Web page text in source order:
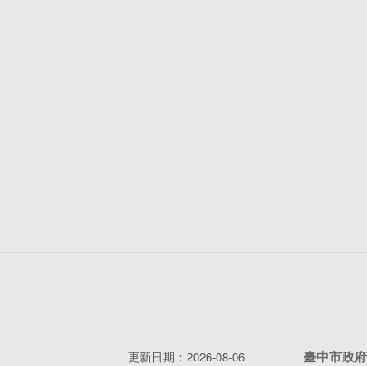
開放時間：展演廳週二至週日
濱海休閒吃海產的天堂
更新日期：2026-08-06 臺中市政